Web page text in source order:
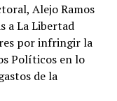
Alejo Ramos
a La Libertad
por infringir la
Políticos en lo
de la